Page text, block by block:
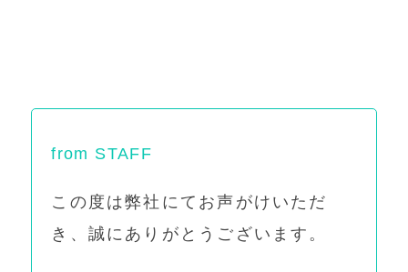
from STAFF
この度は弊社にてお声がけいただ
き、誠にありがとうございます。